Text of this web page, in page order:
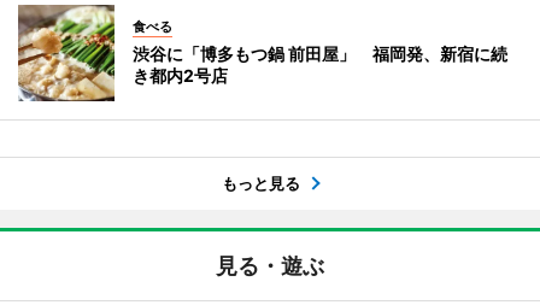
食べる
渋谷に「博多もつ鍋 前田屋」 福岡発、新宿に続
き都内2号店
もっと見る
見る・遊ぶ